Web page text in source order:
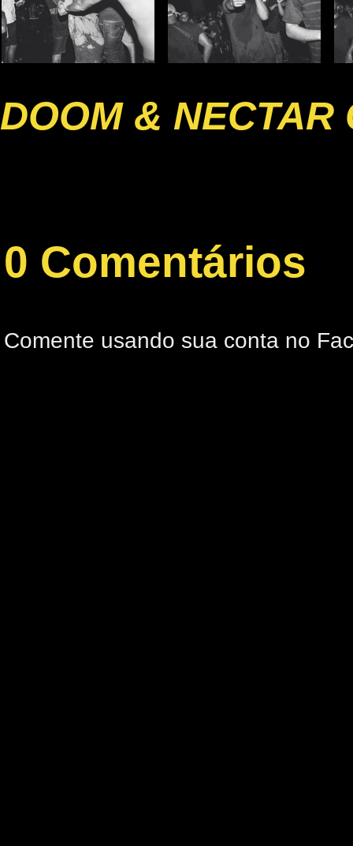
DOOM & NECTAR
0 Comentários
Comente usando sua conta no